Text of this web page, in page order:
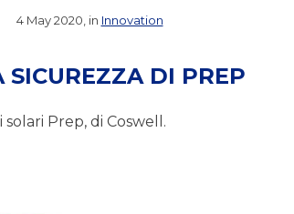
4 May 2020, in Innovation
SICUREZZA DI PREP
Prep, di Coswell.